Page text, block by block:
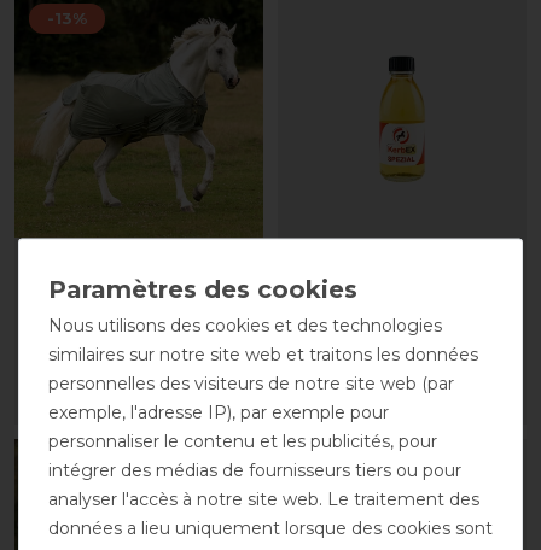
-13%
d'extérieur Rainfly
avant 99,00 €
86,10 € *
LISTE DE SOUHAITS
insectifuge 100ml
10,90 € *
100
| 109,00 € / Litre
LISTE DE SOUHAITS
-13%
Nous utilisons des cookies et des technologies
similaires sur notre site web et traitons les données
personnelles des visiteurs de notre site web (par
exemple, l'adresse IP), par exemple pour
personnaliser le contenu et les publicités, pour
intégrer des médias de fournisseurs tiers ou pour
analyser l'accès à notre site web. Le traitement des
données a lieu uniquement lorsque des cookies sont